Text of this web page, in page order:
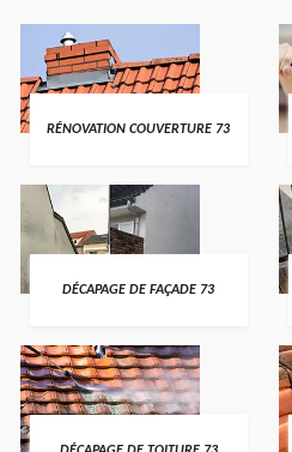
RÉNOVATION COUVERTURE 73
DÉCAPAGE DE FAÇADE 73